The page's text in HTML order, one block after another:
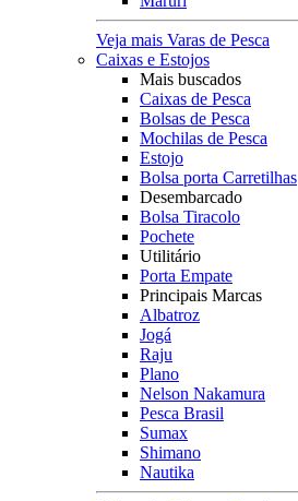
Veja mais Varas de Pesca
Caixas e Estojos
Mais buscados
Caixas de Pesca
Bolsas de Pesca
Mochilas de Pesca
Estojo
Bolsa porta Carretilhas
Desembarcado
Bolsa Tiracolo
Pochete
Utilitário
Porta Empate
Principais Marcas
Albatroz
Jogá
Raju
Plano
Nelson Nakamura
Pesca Brasil
Sumax
Shimano
Nautika